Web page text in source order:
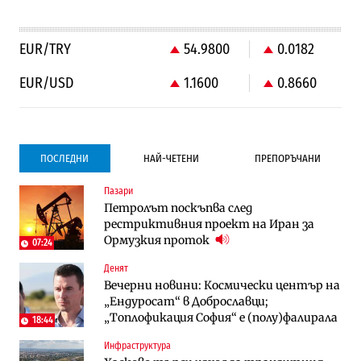
EUR/TRY 54.9800
0.0182
EUR/USD
1.1600 0.8660
ПОСЛЕДНИ НАЙ-ЧЕТЕНИ ПРЕПОРЪЧАНИ
07:24
Пазари
Петролът поскъпва след
рестриктивния проект на Иран за
Ормузкия проток
18:44
Денят
Вечерни новини: Космически център на
„Ендуросат“ в Доброславци;
„Топлофикация София“ e (полу)фалирала
Инфраструктура
Градоустройство
Столична община избра изпълнител за
преместването на трамвайното
трасе по бул. „Скобелев“
Компании
Vivacom предлага над 150 устройства с
90% отстъпка през август
Енергетика
Компании
Vivacom предлага над 150 устройства с
90% отстъпка през август
To:know
Последни дни с обозначаване на цените
в лева: Какво предстои?
Градоустройство